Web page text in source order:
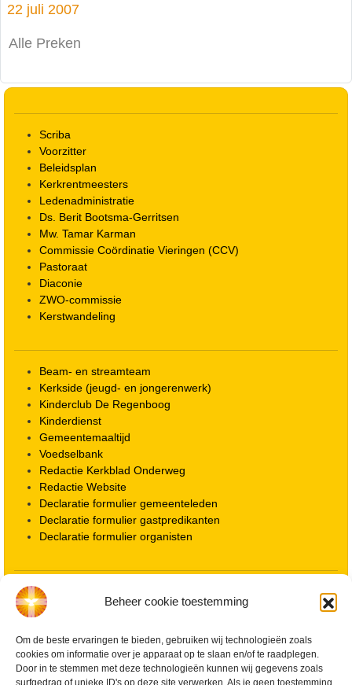
Beheer cookie toestemming
Om de beste ervaringen te bieden, gebruiken wij technologieën zoals
cookies om informatie over je apparaat op te slaan en/of te raadplegen.
Door in te stemmen met deze technologieën kunnen wij gegevens zoals
surfgedrag of unieke ID's op deze site verwerken. Als je geen toestemming
22 juli 2007
Alle Preken
Scriba
Voorzitter
Beleidsplan
Kerkrentmeesters
Ledenadministratie
Ds. Berit Bootsma-Gerritsen
Mw. Tamar Karman
Commissie Coördinatie Vieringen (CCV)
Pastoraat
Diaconie
ZWO-commissie
Kerstwandeling
Beam- en streamteam
Kerkside (jeugd- en jongerenwerk)
Kinderclub De Regenboog
Kinderdienst
Gemeentemaaltijd
Voedselbank
Redactie Kerkblad Onderweg
Redactie Website
Declaratie formulier gemeenteleden
Declaratie formulier gastpredikanten
Declaratie formulier organisten
Locatie kerk
ANBI informatie PGWD
Vrienden van de Grote Kerk
Info Kerkelijke gebouwen / koster
Redactiestatuut voor kerkblad en website